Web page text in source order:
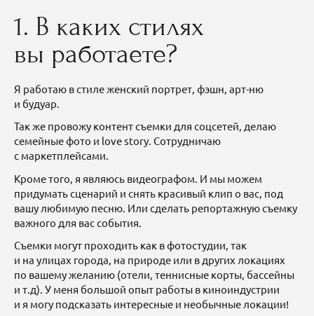
1. В каких стилях
вы работаете?
Я работаю в стиле женский портрет, фэшн, арт-ню
и будуар.
Так же провожу контент съемки для соцсетей, делаю
семейные фото и love story. Сотрудничаю
с маркетплейсами.
Кроме того, я являюсь видеографом. И мы можем
придумать сценарий и снять красивый клип о вас, под
вашу любимую песню. Или сделать репортажную съемку
важного для вас события.
Съемки могут проходить как в фотостудии, так
и на улицах города, на природе или в других локациях
по вашему желанию (отели, теннисные корты, бассейны
и т.д). У меня большой опыт работы в киноиндустрии
и я могу подсказать интересные и необычные локации!